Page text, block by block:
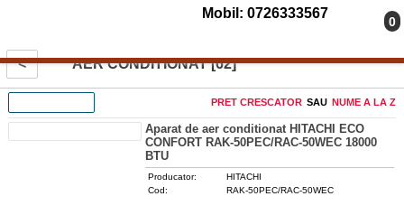
Mobil: 0726333567
0
< AER CONDITIONAT [62]
NUME A LA Z
SAU
PRET CRESCATOR
Aparat de aer conditionat HITACHI ECO
CONFORT RAK-50PEC/RAC-50WEC 18000
BTU
Producator:
HITACHI
Cod:
RAK-50PEC/RAC-50WEC